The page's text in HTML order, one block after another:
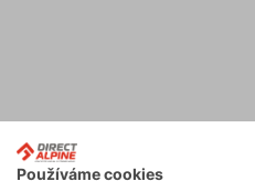
Používáme cookies